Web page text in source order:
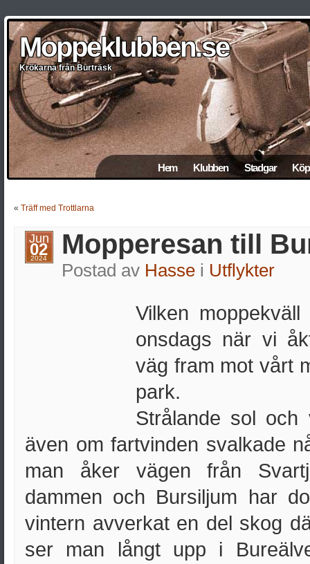
Moppeklubben.se
Moppeklubben.se
Moppeklubben.se
Moppeklubben.se
Moppeklubben.se
Krökarna från Burträsk
Krökarna från Burträsk
Krökarna från Burträsk
Krökarna från Burträsk
Krökarna från Burträsk
Hem Klubben Stadgar
« Träff med Trottlarna
Jun
02
2024 Mopperesan till
Postad av Hassei Utflykter
Vilken
onsdags när vi
väg fram mot vårt
park.
Strålande sol och
även om fartvinden svalkade
man åker vägen från
dammen och Bursiljum har
vintern avverkat en del skog
ser man långt upp i